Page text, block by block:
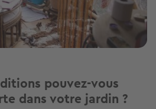
pouvez-vous
dans votre jardin ?